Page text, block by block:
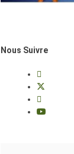
Nous Suivre